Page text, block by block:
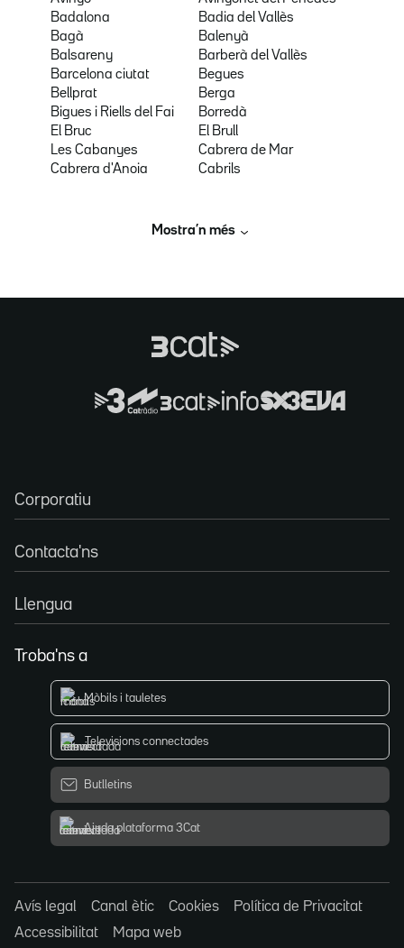
Badalona
Badia del Vallès
Bagà
Balenyà
Balsareny
Barberà del Vallès
Barcelona ciutat
Begues
Bellprat
Berga
Bigues i Riells del Fai
Borredà
El Bruc
El Brull
Les Cabanyes
Cabrera de Mar
Cabrera d'Anoia
Cabrils
Mostra’n més
Corporatiu
Contacta'ns
Llengua
Troba'ns a
Mòbils i tauletes
Televisions connectades
Butlletins
Ajuda plataforma 3Cat
Avís legal Canal ètic Cookies
Política de Privacitat
Accessibilitat
Mapa web